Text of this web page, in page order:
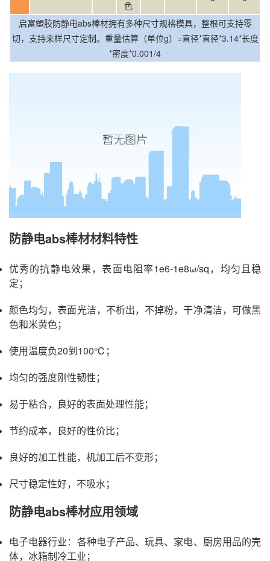
色
启富塑胶防静电abs棒材拥有多种尺寸规格模具，整根可支持零
切，支持来样尺寸定制。重量估算（单位g）=直径*直径*3.14*长度
*密度*0.001/4
防静电abs棒材材料特性
优秀的抗静电效果，表面电阻率1e6-1e8ω/sq，均匀且稳
定；
颜色均匀，表面光洁，不析出，不掉粉，干净清洁，可做黑
色和米黄色；
使用温度负20到100℃；
均匀的强度刚性韧性；
易于粘合，良好的表面处理性能；
节约成本，良好的性价比；
良好的加工性能，机加工后不变形；
尺寸稳定性好，不吸水；
防静电abs棒材应用领域
电子电器行业：各种电子产品、玩具、家电、厨房用品的壳
体，冰箱制冷工业；